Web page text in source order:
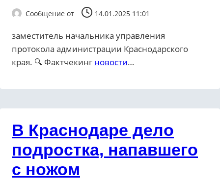
Сообщение от 14.01.2025 11:01
заместитель начальника управления
протокола администрации Краснодарского
края. 🔍 Фактчекинг новости…
В Краснодаре дело
подростка, напавшего
с ножом